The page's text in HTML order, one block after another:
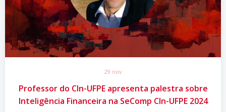
29 nov
Professor do CIn-UFPE apresenta palestra sobre
Inteligência Financeira na SeComp CIn-UFPE 2024